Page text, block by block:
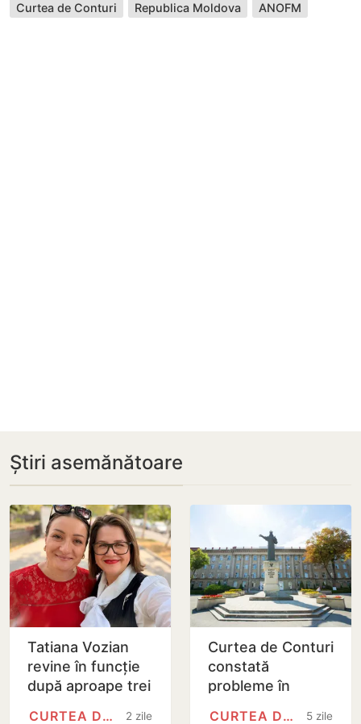
Curtea de Conturi Republica Moldova ANOFM
Știri asemănătoare
Tatiana Vozian
revine în funcție
după aproape trei
2 zile
CURTEA DE CONTURI
Curtea de Conturi
constată
probleme în
5 zile
CURTEA DE CONTURI